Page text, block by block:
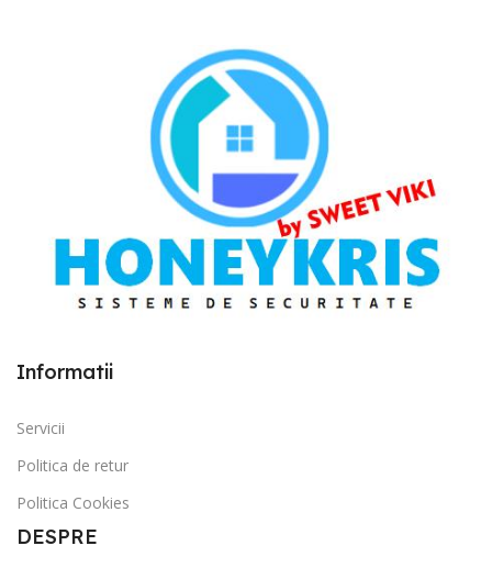
Informatii
Servicii
Politica de retur
Politica Cookies
DESPRE